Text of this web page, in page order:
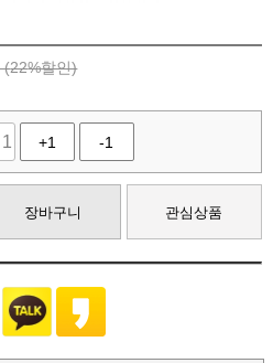
(22%할인)
+1 -1
장바구니 관심상품